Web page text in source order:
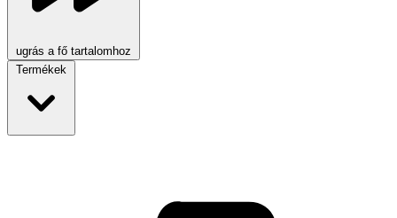
ugrás a fő tartalomhoz
Termékek